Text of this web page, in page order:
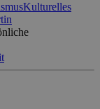
Kulturelles